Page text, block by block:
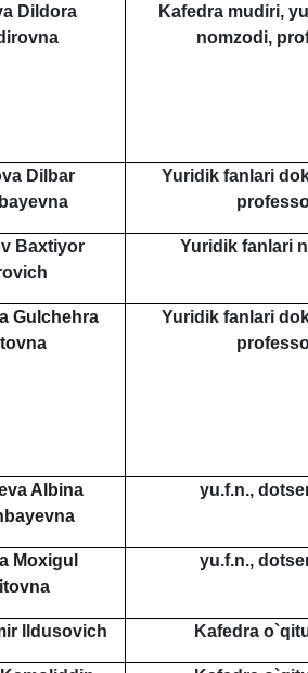
Dildora
Kafedra mudiri,
nomzodi,
Dilbar
Yuridik fanlari
Baxtiyor
Yuridik fanlari
Gulchehra
Yuridik fanlari
Albina
yu.f.n.,
Moxigul
yu.f.n.,
Ildusovich Kafedra